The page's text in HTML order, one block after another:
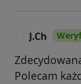
J.Ch
Polecam